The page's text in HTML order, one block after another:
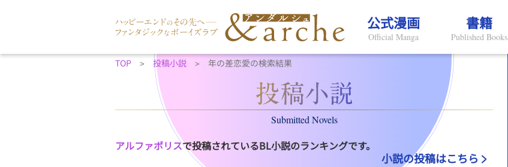
公式漫画
Official Manga
書籍
Published Books
TOP 投稿小説 年の差恋愛の検索結果
Submitted Novels
アルファポリスで投稿されているBL小説のランキングです。
小説の投稿はこちら